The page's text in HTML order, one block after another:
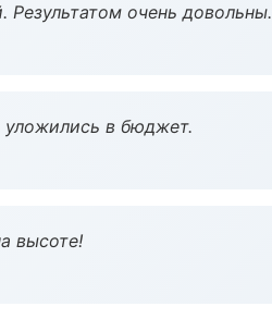
Результатом очень довольны.
в бюджет.
высоте!